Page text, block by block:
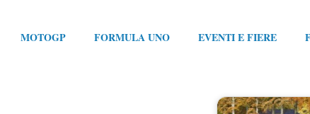
MOTOGP FORMULA UNO EVENTI E FIERE